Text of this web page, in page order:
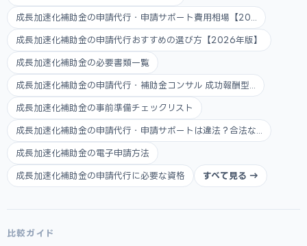
成長加速化補助金の申請代行・申請サポート費用相場【20...
成長加速化補助金の申請代行おすすめの選び方【2026年版】
成長加速化補助金の必要書類一覧
成長加速化補助金の申請代行・補助金コンサル 成功報酬型...
成長加速化補助金の事前準備チェックリスト
成長加速化補助金の申請代行・申請サポートは違法？合法な...
成長加速化補助金の電子申請方法
成長加速化補助金の申請代行に必要な資格 すべて見る →
比較ガイド